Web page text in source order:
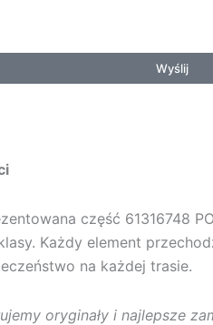
Wyślij
część 61316748
Każdy element
na każdej trasie.
oryginały i najlepsze